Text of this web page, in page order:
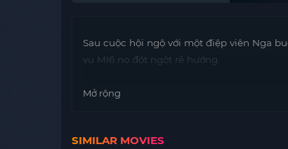
Sau cuộc hội ngộ với một điệp viên Nga
vụ MI6 nọ đột ngột rẽ hướng.
Mở rộng
SIMILAR MOVIES